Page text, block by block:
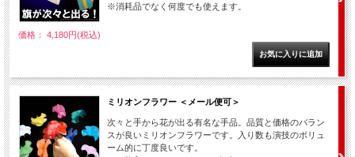
※消耗品でなく何度でも使えます。
価格： 4,180円(税込)
ミリオンフラワー ＜メール便可＞
次々と手から花が出る有名な手品。品質と価格のバラン
スが良いミリオンフラワーです。入り数も演技のボリュ
ーム的に丁度良いです。